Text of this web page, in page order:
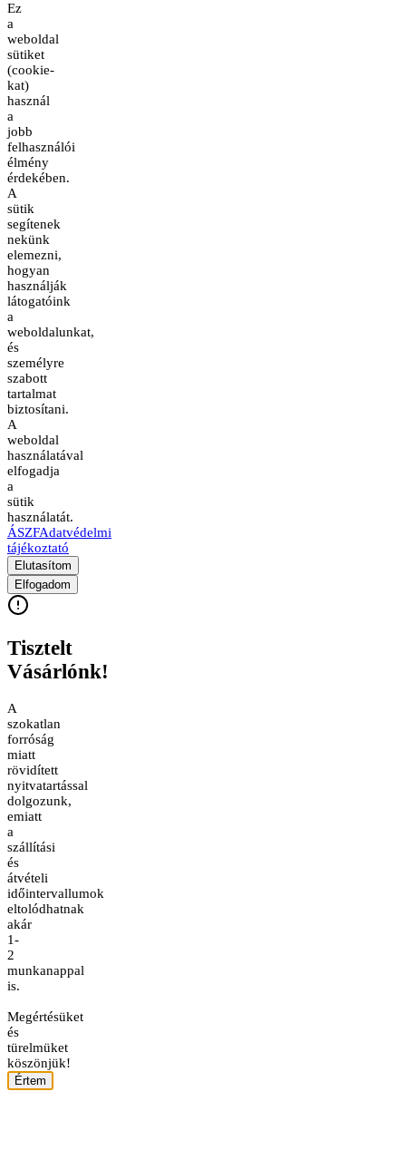
Ez
a
weboldal
sütiket
(cookie-
kat)
használ
a
jobb
felhasználói
élmény
érdekében.
A
sütik
segítenek
nekünk
elemezni,
hogyan
használják
látogatóink
a
weboldalunkat,
és
személyre
szabott
tartalmat
biztosítani.
A
weboldal
használatával
elfogadja
a
sütik
használatát.
ÁSZFAdatvédelmi
tájékoztató
Elutasítom
Elfogadom
Tisztelt
Vásárlónk!
A
szokatlan
forróság
miatt
rövidített
nyitvatartással
dolgozunk,
emiatt
a
szállítási
és
átvételi
időintervallumok
eltolódhatnak
akár
1-
2
munkanappal
is.
Megértésüket
és
türelmüket
köszönjük!
Értem